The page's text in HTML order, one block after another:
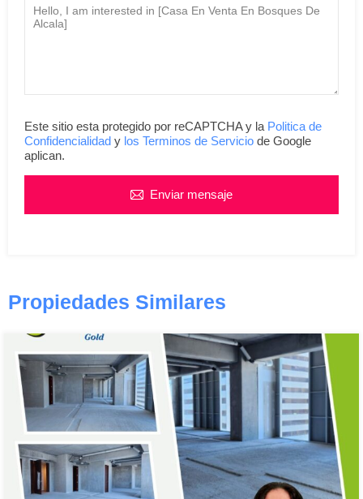
Este sitio esta protegido por reCAPTCHA y la Politica de
Confidencialidad y los Terminos de Servicio de Google
aplican.
Enviar mensaje
Propiedades Similares